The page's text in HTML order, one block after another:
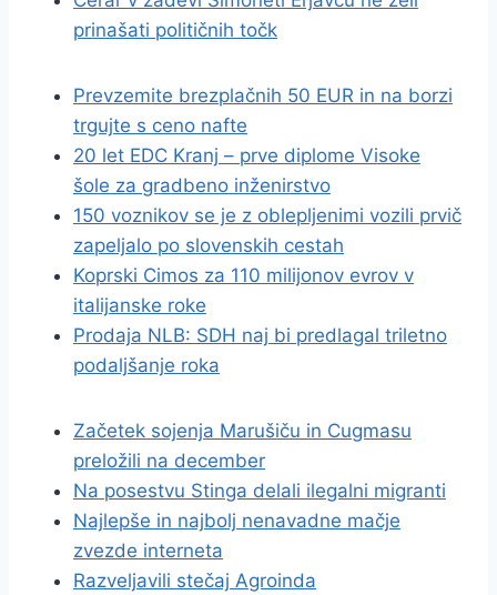
prinašati političnih točk
Prevzemite brezplačnih 50 EUR in na borzi
trgujte s ceno nafte
20 let EDC Kranj – prve diplome Visoke
šole za gradbeno inženirstvo
150 voznikov se je z oblepljenimi vozili prvič
zapeljalo po slovenskih cestah
Koprski Cimos za 110 milijonov evrov v
italijanske roke
Prodaja NLB: SDH naj bi predlagal triletno
podaljšanje roka
Začetek sojenja Marušiču in Cugmasu
preložili na december
Na posestvu Stinga delali ilegalni migranti
Najlepše in najbolj nenavadne mačje
zvezde interneta
Razveljavili stečaj Agroinda